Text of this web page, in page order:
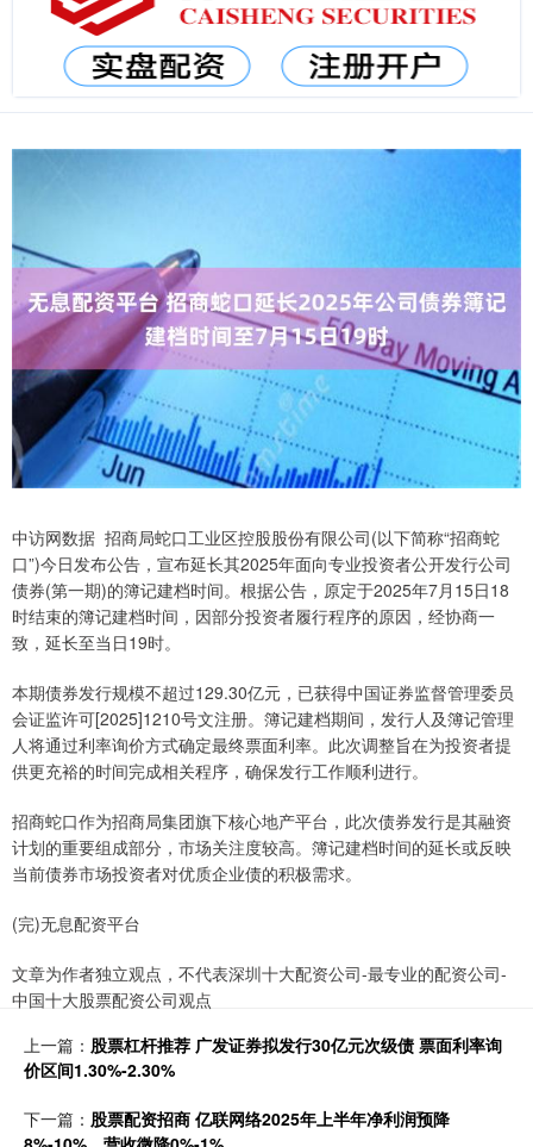
中访网数据 招商局蛇口工业区控股股份有限公司(以下简称“招商蛇
口”)今日发布公告，宣布延长其2025年面向专业投资者公开发行公司
债券(第一期)的簿记建档时间。根据公告，原定于2025年7月15日18
时结束的簿记建档时间，因部分投资者履行程序的原因，经协商一
致，延长至当日19时。
本期债券发行规模不超过129.30亿元，已获得中国证券监督管理委员
会证监许可[2025]1210号文注册。簿记建档期间，发行人及簿记管理
人将通过利率询价方式确定最终票面利率。此次调整旨在为投资者提
供更充裕的时间完成相关程序，确保发行工作顺利进行。
招商蛇口作为招商局集团旗下核心地产平台，此次债券发行是其融资
计划的重要组成部分，市场关注度较高。簿记建档时间的延长或反映
当前债券市场投资者对优质企业债的积极需求。
(完)无息配资平台
文章为作者独立观点，不代表深圳十大配资公司-最专业的配资公司-
中国十大股票配资公司观点
上一篇： 股票杠杆推荐 广发证券拟发行30亿元次级债 票面利率询
价区间1.30%-2.30%
下一篇： 股票配资招商 亿联网络2025年上半年净利润预降